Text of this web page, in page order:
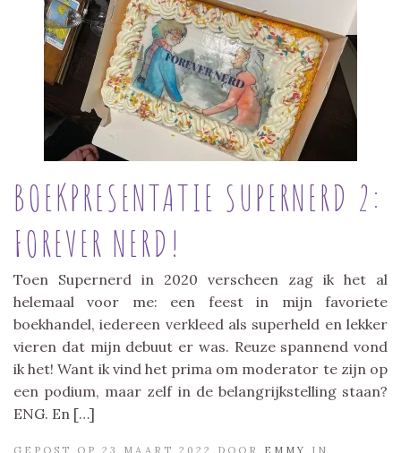
BOEKPRESENTATIE SUPERNERD 2:
FOREVER NERD!
Toen Supernerd in 2020 verscheen zag ik het al
helemaal voor me: een feest in mijn favoriete
boekhandel, iedereen verkleed als superheld en lekker
vieren dat mijn debuut er was. Reuze spannend vond
ik het! Want ik vind het prima om moderator te zijn op
een podium, maar zelf in de belangrijkstelling staan?
ENG. En […]
GEPOST OP 23 MAART 2022 DOOR EMMY
IN